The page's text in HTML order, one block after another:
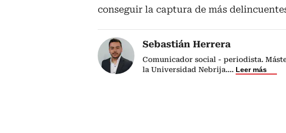
conseguir la captura de más
Sebastián Herrera
Comunicador social - periodista.
la Universidad Nebrija.... Leer más